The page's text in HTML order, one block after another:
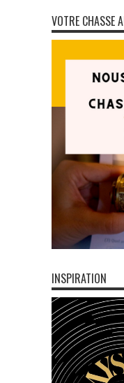
VOTRE CHASSE
INSPIRATION